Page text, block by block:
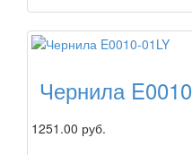
Чернила
1251.00 руб.